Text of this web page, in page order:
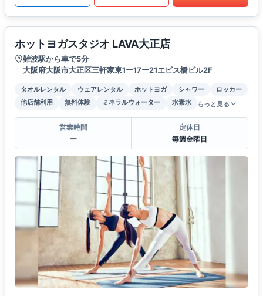
ホットヨガスタジオ LAVA大正店
難波駅から車で5分
大阪府大阪市大正区三軒家東1ー17ー21エビス橋ビル2F
タオルレンタル ウェアレンタル ホットヨガ シャワー
ロッカー
他店舗利用
無料体験 ミネラルウォーター 水素水 もっと見る
営業時間
ー
定休日
毎週金曜日